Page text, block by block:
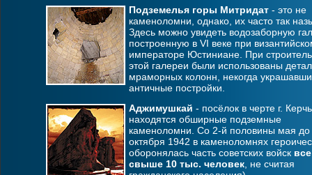
Подземелья горы Митридат - это не
каменоломни, однако, их часто так
Здесь можно увидеть водозаборную
построенную в VI веке при
императоре Юстиниане. При
этой галереи были использованы
мраморных колонн, некогда
античные постройки.
Аджимушкай - посёлок в черте г.
находятся обширные подземные
каменоломни. Со 2-й половины мая до
октября 1942 в каменоломнях
оборонялась часть советских войск
свыше 10 тыс. человек , не считая